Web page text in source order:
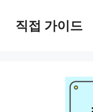
직접 가이드